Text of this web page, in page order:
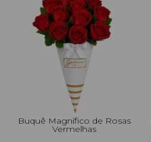
Buquê Magnífico de Rosas
Vermelhas